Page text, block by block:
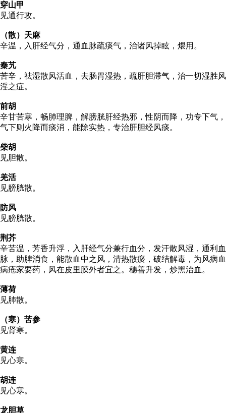
穿山甲
见通行攻。
（散）天麻
辛温，入肝经气分，通血脉疏痰气，治诸风掉眩，煨用。
秦艽
苦辛，祛湿散风活血，去肠胃湿热，疏肝胆滞气，治一切湿胜风
淫之症。
前胡
辛甘苦寒，畅肺理脾，解膀胱肝经热邪，性阴而降，功专下气，
气下则火降而痰消，能除实热，专治肝胆经风痰。
柴胡
见胆散。
羌活
见膀胱散。
防风
见膀胱散。
荆芥
辛苦温，芳香升浮，入肝经气分兼行血分，发汗散风湿，通利血
脉，助脾消食，能散血中之风，清热散瘀，破结解毒，为风病血
病疮家要药，风在皮里膜外者宜之。穗善升发，炒黑治血。
薄荷
见肺散。
（寒）苦参
见肾寒。
黄连
见心寒。
胡连
见心寒。
龙胆草